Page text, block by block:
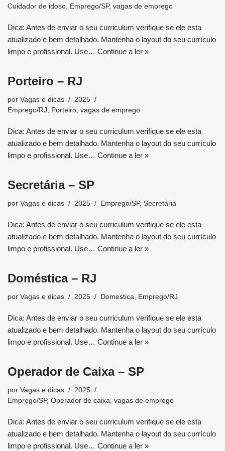
Cuidador de idoso
Emprego/SP, vagas de emprego
Dica: Antes de enviar o seu curriculum verifique se ele esta
atualizado e bem detalhado. Mantenha o layout do seu currículo
limpo e profissional. Use… Continue a ler »
Porteiro – RJ
por Vagas e dicas
2025
Emprego/RJ
Porteiro vagas de emprego
Dica: Antes de enviar o seu curriculum verifique se ele esta
atualizado e bem detalhado. Mantenha o layout do seu currículo
limpo e profissional. Use… Continue a ler »
Secretária – SP
por Vagas e dicas 2025 Emprego/SP, Secretária
Dica: Antes de enviar o seu curriculum verifique se ele esta
atualizado e bem detalhado. Mantenha o layout do seu currículo
limpo e profissional. Use… Continue a ler »
Doméstica – RJ
por Vagas e dicas 2025 Domestica Emprego/RJ
Dica: Antes de enviar o seu curriculum verifique se ele esta
atualizado e bem detalhado. Mantenha o layout do seu currículo
limpo e profissional. Use… Continue a ler »
Operador de Caixa – SP
por Vagas e dicas
2025
Emprego/SP, Operador de caixa vagas de emprego
Dica: Antes de enviar o seu curriculum verifique se ele esta
atualizado e bem detalhado. Mantenha o layout do seu currículo
limpo e profissional. Use… Continue a ler »